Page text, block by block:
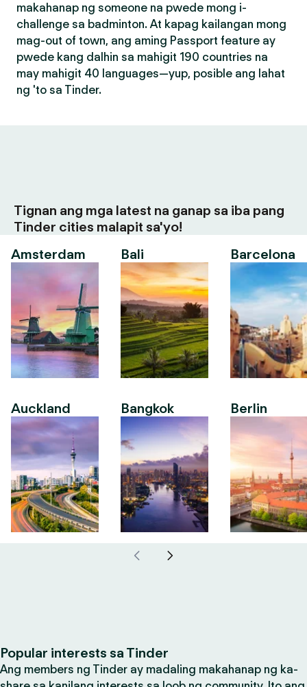
makahanap ng someone na pwede mong i-
challenge sa badminton. At kapag kailangan mong
mag-out of town, ang aming Passport feature ay
pwede kang dalhin sa mahigit 190 countries na
may mahigit 40 languages—yup, posible ang lahat
ng 'to sa Tinder.
Tignan ang mga latest na ganap sa iba pang
Tinder cities malapit sa'yo!
Amsterdam
Auckland
Bali
Bangkok
Barcelona
Berlin
Popular interests sa Tinder
Ang members ng Tinder ay madaling makahanap ng ka-